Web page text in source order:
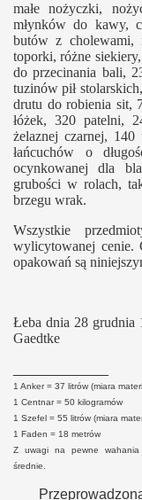
małe nożyczki,
młynków do kawy,
butów z cholewami,
toporki, różne
do przecinania bali,
tuzinów pił
drutu do robienia sit,
łóżek, 320 patelni,
żelaznej czarnej,
łańcuchów o
ocynkowanej dla
grubości w rolach,
brzegu wrak.
Wszystkie
wylicytowanej cenie.
opakowań są
Łeba dnia
Gaedtke
1 Anker = 37 litrów (miara
1 Centnar = 50 kilogramów
1 Szefel = 55 litrów (miara
1 Faden = 18 metrów
Z uwagi na pewne wahania
średnie.